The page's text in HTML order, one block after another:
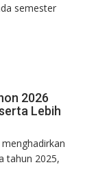
semester
2026
Lebih
tahun 2025,